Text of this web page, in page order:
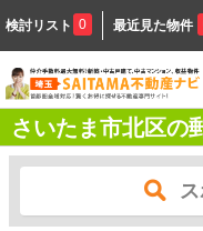
検討リスト 0 最近見た物件
さいたま市北区の